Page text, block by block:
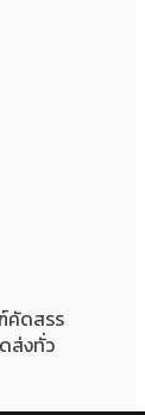
คัดสรร
ส่งทั่ว